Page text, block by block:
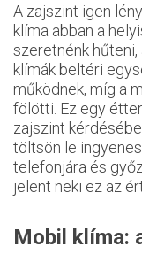
A zajszint igen
klíma abban a
szeretnénk hűteni,
klímák beltéri
működnek, míg a
fölötti. Ez egy
zajszint
töltsön le
telefonjára és
jelent neki ez az
Mobil klíma: